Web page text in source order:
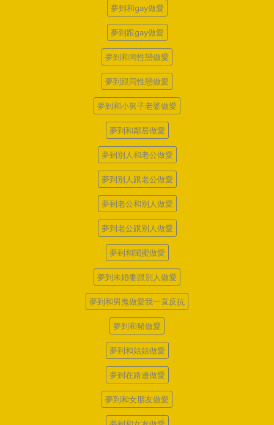
夢到和gay做愛
夢到跟gay做愛
夢到和同性戀做愛
夢到跟同性戀做愛
夢到和小舅子老婆做愛
夢到和鄰居做愛
夢到別人和老公做愛
夢到別人跟老公做愛
夢到老公和別人做愛
夢到老公跟別人做愛
夢到和閨蜜做愛
夢到未婚妻跟別人做愛
夢到和男鬼做愛我一直反抗
夢到和豬做愛
夢到和姑姑做愛
夢到在路邊做愛
夢到和女朋友做愛